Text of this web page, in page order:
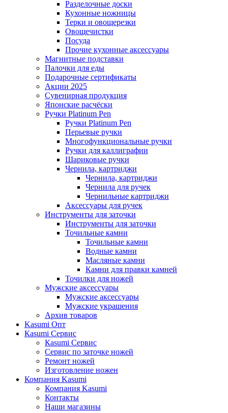
Разделочные доски
Кухонные ножницы
Терки и овощерезки
Овощечистки
Посуда
Прочие кухонные аксессуары
Магнитные подставки
Палочки для еды
Подарочные сертификаты
Акции 2025
Сувенирная продукция
Японские расчёски
Ручки Platinum Pen
Ручки Platinum Pen
Перьевые ручки
Многофункциональные ручки
Ручки для каллиграфии
Шариковые ручки
Чернила, картриджи
Чернила, картриджи
Чернила для ручек
Чернильные картриджи
Аксессуары для ручек
Инструменты для заточки
Инструменты для заточки
Точильные камни
Точильные камни
Водные камни
Масляные камни
Камни для правки камней
Точилки для ножей
Мужские аксессуары
Мужские аксессуары
Мужские украшения
Архив товаров
Kasumi Опт
Кasumi Сервис
Кasumi Сервис
Сервис по заточке ножей
Ремонт ножей
Изготовление ножен
Компания Kasumi
Компания Kasumi
Контакты
Наши магазины